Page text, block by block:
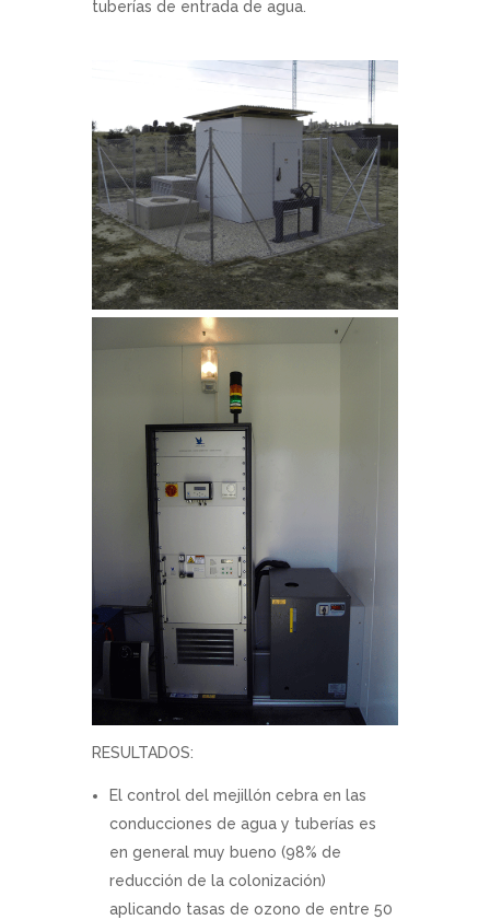
tuberías de entrada de agua.
RESULTADOS:
El control del mejillón cebra en las
conducciones de agua y tuberías es
en general muy bueno (98% de
reducción de la colonización)
aplicando tasas de ozono de entre 50